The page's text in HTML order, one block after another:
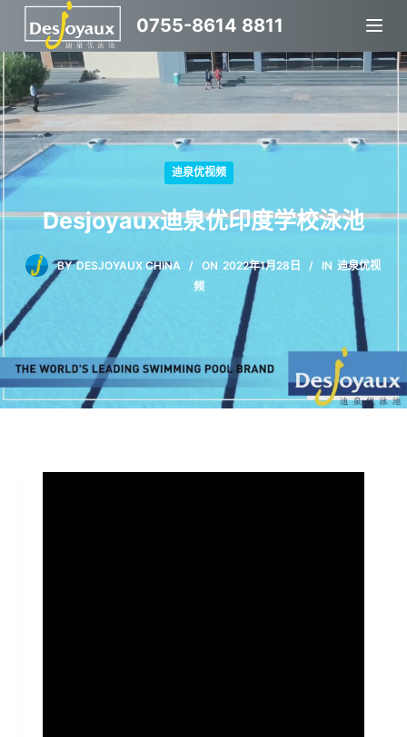
跳
过
内
容
0755-8614 8811
迪泉优视频
Desjoyaux迪泉优印度学校泳池
BY DESJOYAUX CHINA ON 2022年1月28日 IN 迪泉优视
频